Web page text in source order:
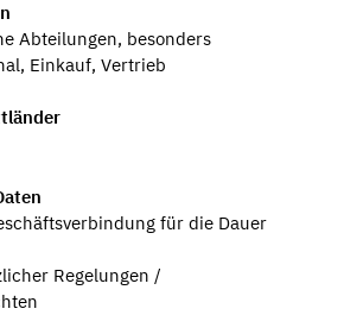
Abteilungen, besonders
Einkauf, Vertrieb
für die Dauer
Regelungen /